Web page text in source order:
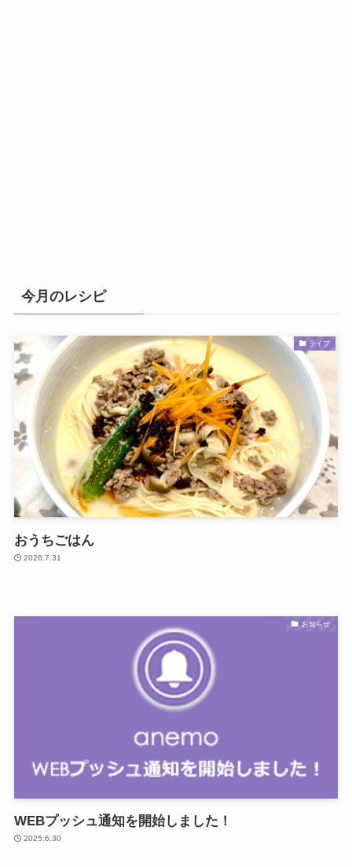
今月のレシピ
ライフ
おうちごはん
2026.7.31
お知らせ
WEBプッシュ通知を開始しました！
2025.6.30